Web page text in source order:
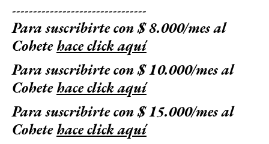
--------------------------------
Para suscribirte con $ 8.000/mes al
Cohetehace click aquí
Para suscribirte con $ 10.000/mes al
Cohetehace click aquí
Para suscribirte con $ 15.000/mes al
Cohetehace click aquí